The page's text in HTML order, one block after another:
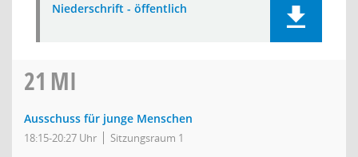
Niederschrift - öffentlich
21 MI
Ausschuss für junge Menschen
18:15-20:27 Uhr Sitzungsraum 1